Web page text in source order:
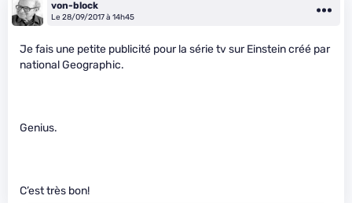
von-block
Le 28/09/2017 à 14h45
Je fais une petite publicité pour la série tv sur Einstein créé par
national Geographic.
Genius.
C’est très bon!